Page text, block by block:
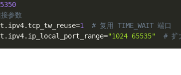
参数
=1
# 复用 TIME_WAIT 端口
="1024 65535" # 扩